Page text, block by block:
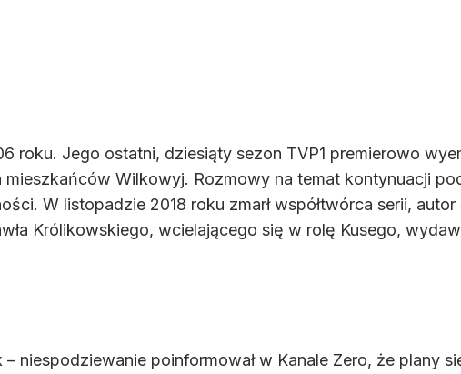
Jego ostatni, dziesiąty sezon TVP1 premierowo
Wilkowyj. Rozmowy na temat kontynuacji
W listopadzie 2018 roku zmarł współtwórca serii,
Królikowskiego, wcielającego się w rolę Kusego,
niespodziewanie poinformował w Kanale Zero, że plany